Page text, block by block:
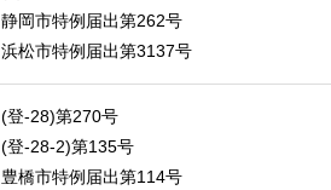
静岡市特例届出第262号
浜松市特例届出第3137号
(登-28)第270号
(登-28-2)第135号
豊橋市特例届出第114号